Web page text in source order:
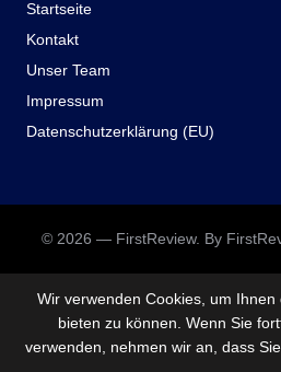
Startseite
Kontakt
Unser Team
Impressum
Datenschutzerklärung (EU)
© 2026 — FirstReview. By
Wir verwenden Cookies, um
bieten zu können. Wenn Sie
verwenden, nehmen wir an, dass